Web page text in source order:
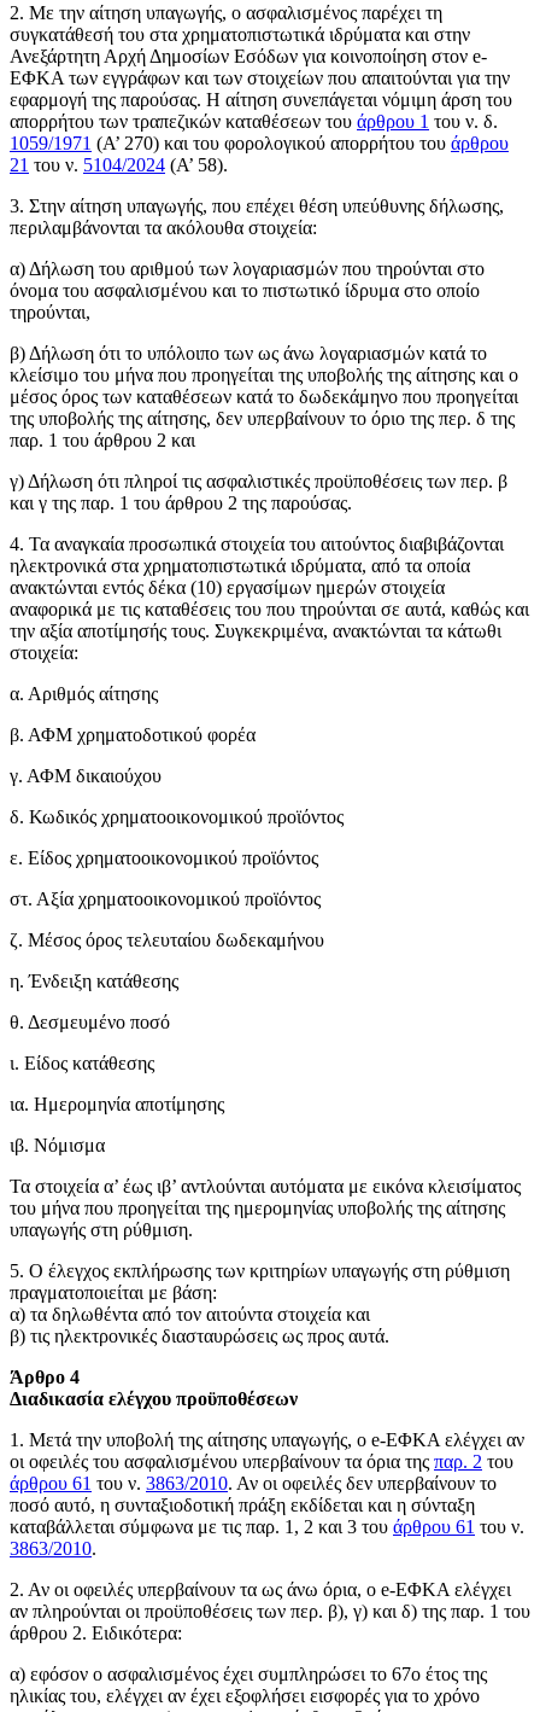
2. Με την αίτηση υπαγωγής, ο ασφαλισμένος παρέχει τη
συγκατάθεσή του στα χρηματοπιστωτικά ιδρύματα και στην
Ανεξάρτητη Αρχή Δημοσίων Εσόδων για κοινοποίηση στον e-
ΕΦΚΑ των εγγράφων και των στοιχείων που απαιτούνται για την
εφαρμογή της παρούσας. Η αίτηση συνεπάγεται νόμιμη άρση του
απορρήτου των τραπεζικών καταθέσεων του άρθρου 1 του ν. δ.
1059/1971 (Α’ 270) και του φορολογικού απορρήτου του άρθρου
21 του ν. 5104/2024 (Α’ 58).
3. Στην αίτηση υπαγωγής, που επέχει θέση υπεύθυνης δήλωσης,
περιλαμβάνονται τα ακόλουθα στοιχεία:
α) Δήλωση του αριθμού των λογαριασμών που τηρούνται στο
όνομα του ασφαλισμένου και το πιστωτικό ίδρυμα στο οποίο
τηρούνται,
β) Δήλωση ότι το υπόλοιπο των ως άνω λογαριασμών κατά το
κλείσιμο του μήνα που προηγείται της υποβολής της αίτησης και ο
μέσος όρος των καταθέσεων κατά το δωδεκάμηνο που προηγείται
της υποβολής της αίτησης, δεν υπερβαίνουν το όριο της περ. δ της
παρ. 1 του άρθρου 2 και
γ) Δήλωση ότι πληροί τις ασφαλιστικές προϋποθέσεις των περ. β
και γ της παρ. 1 του άρθρου 2 της παρούσας.
4. Τα αναγκαία προσωπικά στοιχεία του αιτούντος διαβιβάζονται
ηλεκτρονικά στα χρηματοπιστωτικά ιδρύματα, από τα οποία
ανακτώνται εντός δέκα (10) εργασίμων ημερών στοιχεία
αναφορικά με τις καταθέσεις του που τηρούνται σε αυτά, καθώς και
την αξία αποτίμησής τους. Συγκεκριμένα, ανακτώνται τα κάτωθι
στοιχεία:
α. Αριθμός αίτησης
β. ΑΦΜ χρηματοδοτικού φορέα
γ. ΑΦΜ δικαιούχου
δ. Κωδικός χρηματοοικονομικού προϊόντος
ε. Είδος χρηματοοικονομικού προϊόντος
στ. Αξία χρηματοοικονομικού προϊόντος
ζ. Μέσος όρος τελευταίου δωδεκαμήνου
η. Ένδειξη κατάθεσης
θ. Δεσμευμένο ποσό
ι. Είδος κατάθεσης
ια. Ημερομηνία αποτίμησης
ιβ. Νόμισμα
Τα στοιχεία α’ έως ιβ’ αντλούνται αυτόματα με εικόνα κλεισίματος
του μήνα που προηγείται της ημερομηνίας υποβολής της αίτησης
υπαγωγής στη ρύθμιση.
5. Ο έλεγχος εκπλήρωσης των κριτηρίων υπαγωγής στη ρύθμιση
πραγματοποιείται με βάση:
α) τα δηλωθέντα από τον αιτούντα στοιχεία και
β) τις ηλεκτρονικές διασταυρώσεις ως προς αυτά.
Άρθρο 4
Διαδικασία ελέγχου προϋποθέσεων
1. Μετά την υποβολή της αίτησης υπαγωγής, ο e-ΕΦΚΑ ελέγχει αν
οι οφειλές του ασφαλισμένου υπερβαίνουν τα όρια της παρ. 2 του
άρθρου 61 του ν. 3863/2010. Αν οι οφειλές δεν υπερβαίνουν το
ποσό αυτό, η συνταξιοδοτική πράξη εκδίδεται και η σύνταξη
καταβάλλεται σύμφωνα με τις παρ. 1, 2 και 3 του άρθρου 61 του ν.
3863/2010.
2. Αν οι οφειλές υπερβαίνουν τα ως άνω όρια, ο e-ΕΦΚΑ ελέγχει
αν πληρούνται οι προϋποθέσεις των περ. β), γ) και δ) της παρ. 1 του
άρθρου 2. Ειδικότερα:
α) εφόσον ο ασφαλισμένος έχει συμπληρώσει το 67ο έτος της
ηλικίας του, ελέγχει αν έχει εξοφλήσει εισφορές για το χρόνο